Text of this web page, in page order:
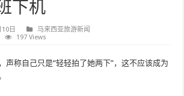
下机
日
马来西亚旅游新闻
197 Views
声称自己只是“轻轻拍了她两下”，这不应该成为